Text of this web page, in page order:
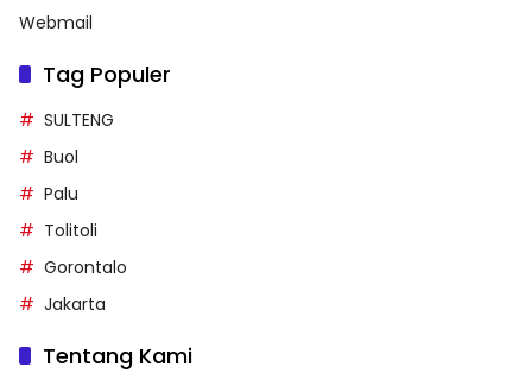
Webmail
Tag Populer
SULTENG
Buol
Palu
Tolitoli
Gorontalo
Jakarta
Tentang Kami